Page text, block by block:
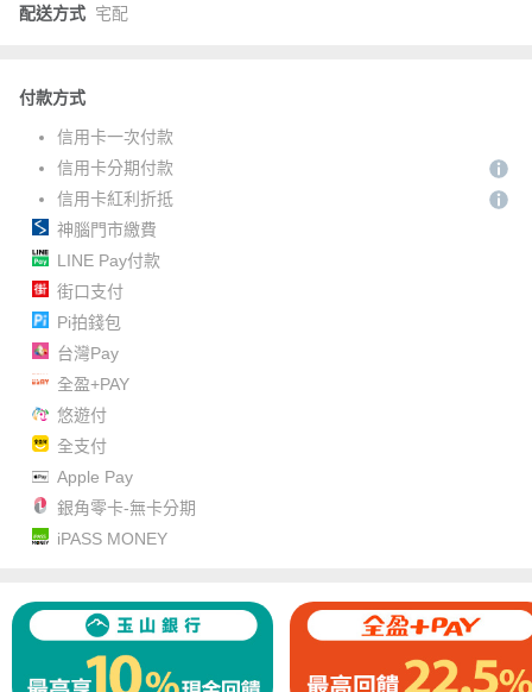
配送方式 宅配
付款方式
信用卡一次付款
信用卡分期付款
信用卡紅利折抵
神腦門市繳費
LINE Pay付款
街口支付
Pi拍錢包
台灣Pay
全盈+PAY
悠遊付
全支付
Apple Pay
銀角零卡-無卡分期
iPASS MONEY